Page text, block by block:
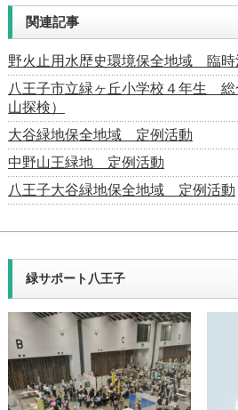
関連記事
野火止用水歴史環境保全地域 臨時
八王子市立緑ヶ丘小学校４年生 総
山探検）
大谷緑地保全地域 定例活動
中野山王緑地 定例活動
八王子大谷緑地保全地域 定例活動
緑サポート八王子